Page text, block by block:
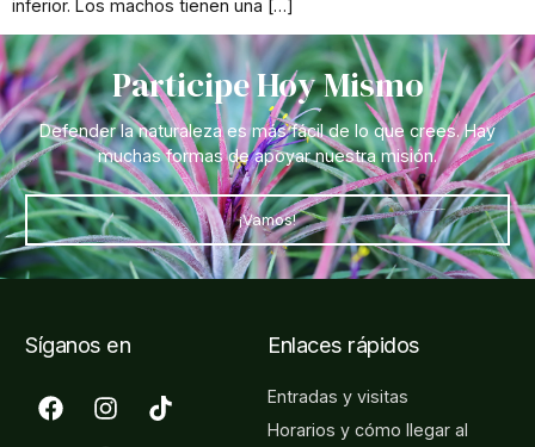
inferior. Los machos tienen una […]
Participe Hoy Mismo
Defender la naturaleza es más fácil de lo que crees. Hay
muchas formas de apoyar nuestra misión.
¡Vamos!
Síganos en Enlaces rápidos
Entradas y visitas
Horarios y cómo llegar al